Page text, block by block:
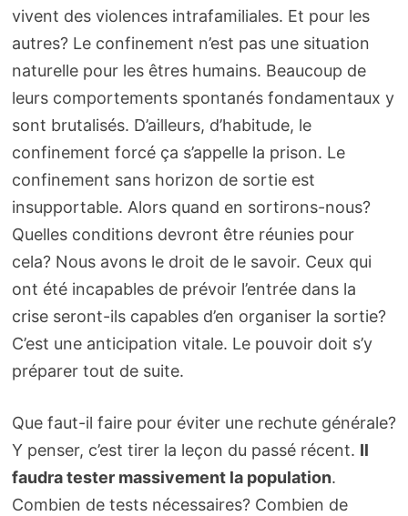
vivent des violences intrafamiliales. Et pour les
autres? Le confinement n’est pas une situation
naturelle pour les êtres humains. Beaucoup de
leurs comportements spontanés fondamentaux y
sont brutalisés. D’ailleurs, d’habitude, le
confinement forcé ça s’appelle la prison. Le
confinement sans horizon de sortie est
insupportable. Alors quand en sortirons-nous?
Quelles conditions devront être réunies pour
cela? Nous avons le droit de le savoir. Ceux qui
ont été incapables de prévoir l’entrée dans la
crise seront-ils capables d’en organiser la sortie?
C’est une anticipation vitale. Le pouvoir doit s’y
préparer tout de suite.
Que faut-il faire pour éviter une rechute générale?
Y penser, c’est tirer la leçon du passé récent. Il
faudra tester massivement la population.
Combien de tests nécessaires? Combien de